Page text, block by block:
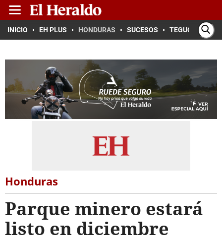
INICIO EH PLUS HONDURAS SUCESOS TEGUCIGALPA
Honduras
Parque minero estará
listo en diciembre